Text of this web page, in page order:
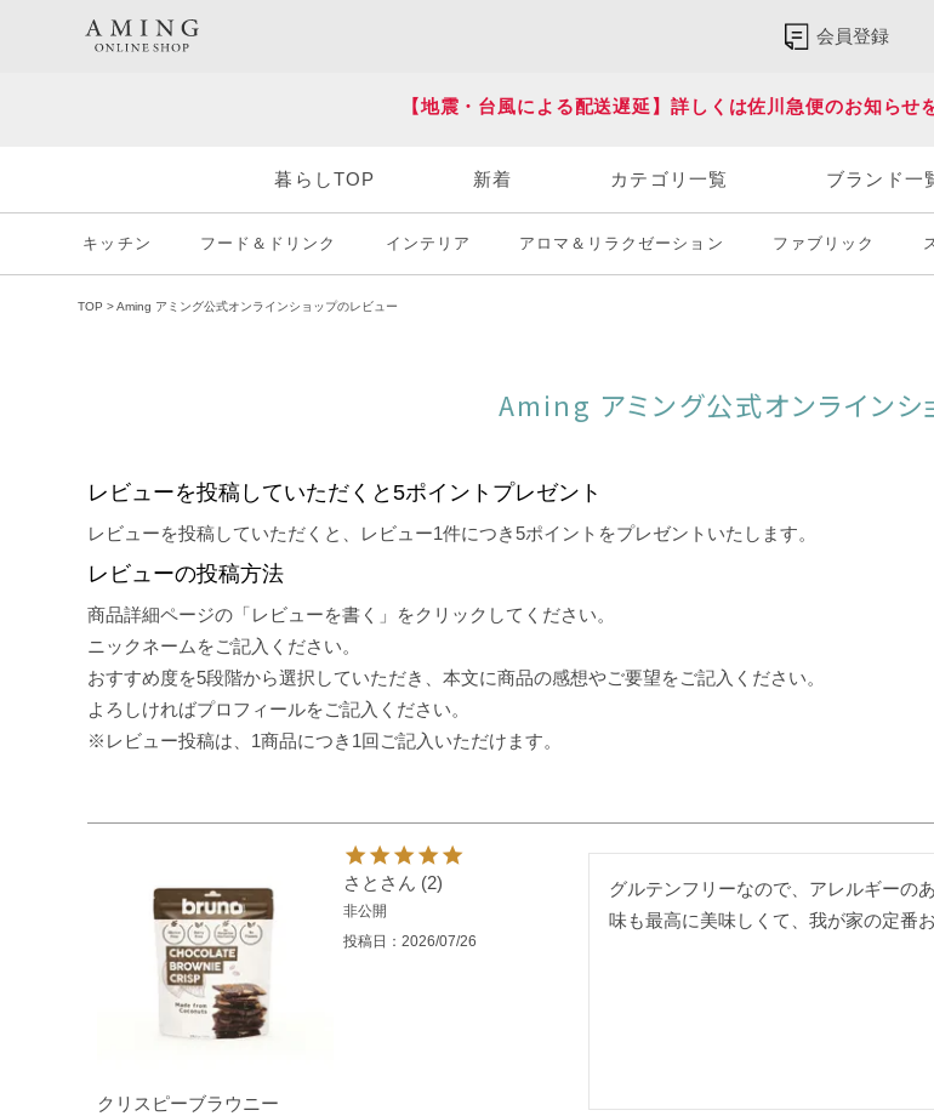
会員登録
HOT KEY WORD
【地震・台風による配送遅延】詳しくは佐川急便のお知らせ
暮らしTOP 新着 カテゴリ一覧 ブランド一
キッチン フード＆ドリンク インテリア アロマ＆リラクゼーション ファブリック
TOP Aming アミング公式オンラインショップのレビュー
Aming アミング公式オンラインシ
レビューを投稿していただくと5ポイントプレゼント
レビューを投稿していただくと、レビュー1件につき5ポイントをプレゼントいたします。
レビューの投稿方法
商品詳細ページの「レビューを書く」をクリックしてください。
ニックネームをご記入ください。
おすすめ度を5段階から選択していただき、本文に商品の感想やご要望をご記入ください。
よろしければプロフィールをご記入ください。
※レビュー投稿は、1商品につき1回ご記入いただけます。
クリスピーブラウニー
さと 2
非公開
投稿日
2026/07/26
グルテンフリーなので、アレルギーの
味も最高に美味しくて、我が家の定番